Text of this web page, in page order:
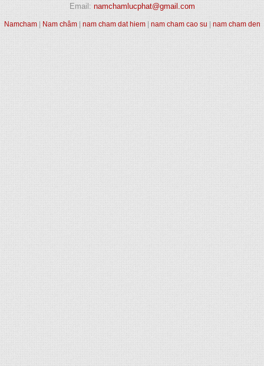
Email: namchamlucphat@gmail.com
Namcham| Nam châm| nam cham dat hiem| nam cham cao su nam cham den